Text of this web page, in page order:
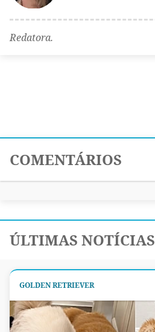
Redatora.
COMENTÁRIOS
ÚLTIMAS NOTÍCIAS
GOLDEN RETRIEVER